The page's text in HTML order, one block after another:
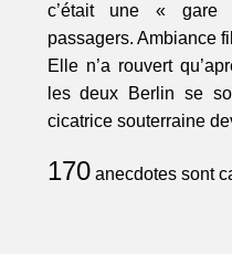
c’était une « gare
passagers. Ambiance
Elle n’a rouvert
les deux Berlin se
cicatrice souterraine
170anecdotes sont